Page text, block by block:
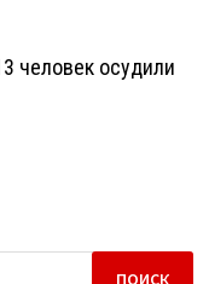
человек осудили